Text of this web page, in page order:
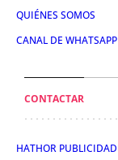
QUIÉNES SOMOS
CANAL DE WHATSAPP
CONTACTAR
HATHOR PUBLICIDAD